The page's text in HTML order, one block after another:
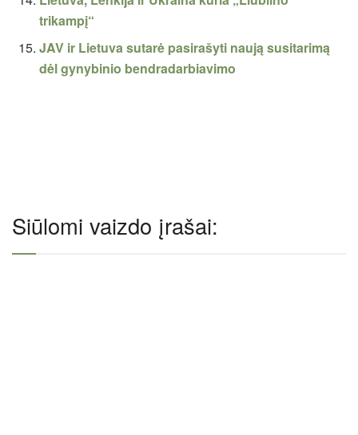
trikampį“
JAV ir Lietuva sutarė pasirašyti naują susitarimą
dėl gynybinio bendradarbiavimo
Siūlomi vaizdo įrašai: